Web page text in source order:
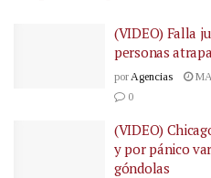
(VIDEO) Falla
personas
por Agencias
0
(VIDEO)
y por pánico
góndolas